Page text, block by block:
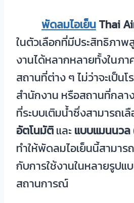
พัดลมไอเย็นThai
ในตัวเลือกที่มีประสิทธิภาพ
งานได้หลากหลายทั้งในภ
สถานที่ต่าง ๆ ไม่ว่าจะเป็น
สำนักงาน หรือสถานที่กลา
ที่ระบบเติมน้ำซึ่งสามารถเ
อัตโนมัติและ แบบแมนนวล
ทำให้พัดลมไอเย็นนี้สามาร
กับการใช้งานในหลายรูปแ
สถานการณ์